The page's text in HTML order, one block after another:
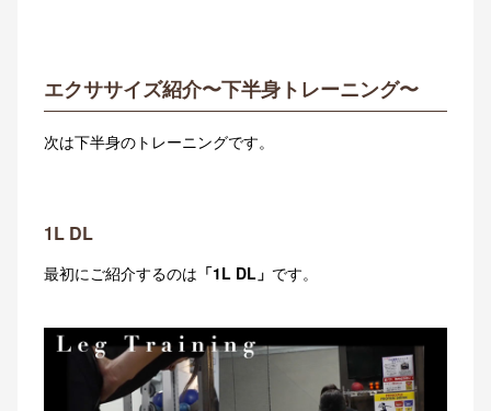
エクササイズ紹介〜下半身トレーニング〜
次は下半身のトレーニングです。
1L DL
最初にご紹介するのは 「1L DL」 です。